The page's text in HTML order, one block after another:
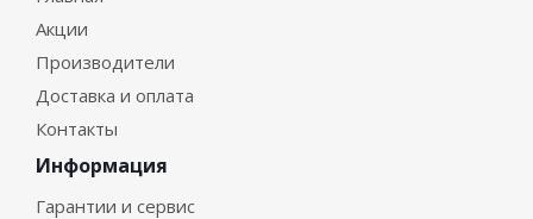
Акции
Производители
Доставка и оплата
Контакты
Информация
Гарантии и сервис